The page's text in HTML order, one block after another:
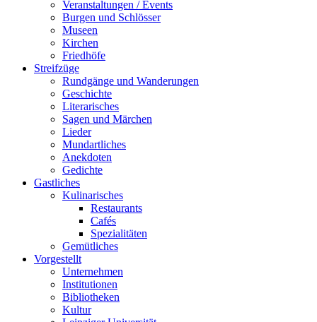
Veranstaltungen / Events
Burgen und Schlösser
Museen
Kirchen
Friedhöfe
Streifzüge
Rundgänge und Wanderungen
Geschichte
Literarisches
Sagen und Märchen
Lieder
Mundartliches
Anekdoten
Gedichte
Gastliches
Kulinarisches
Restaurants
Cafés
Spezialitäten
Gemütliches
Vorgestellt
Unternehmen
Institutionen
Bibliotheken
Kultur